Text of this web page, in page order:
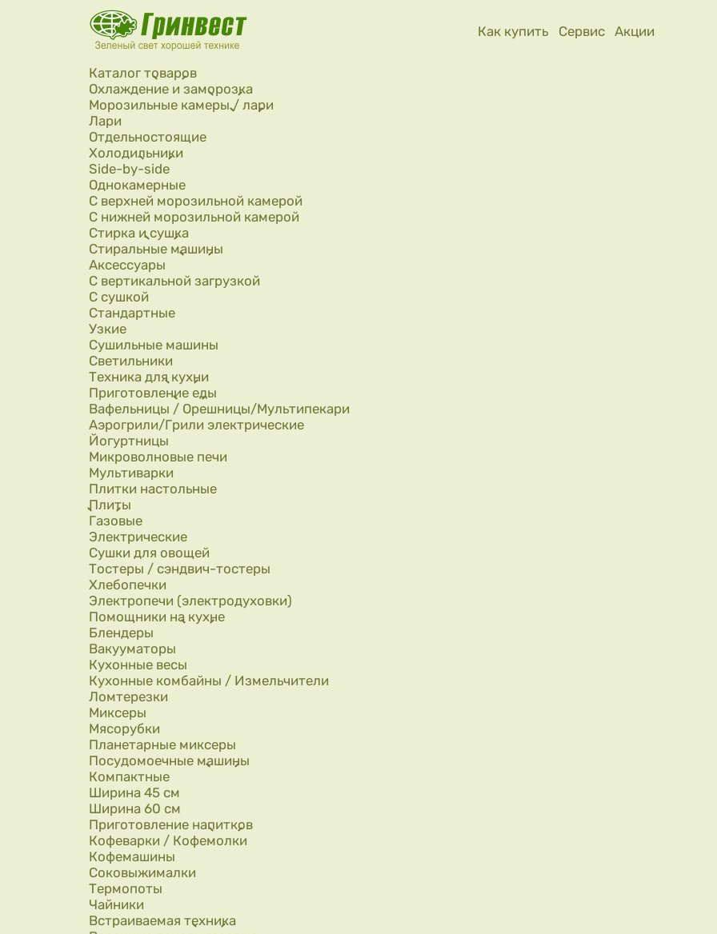
Перейти к основному содержанию
Как купить
Сервис Акции
Каталог товаров
Охлаждение и заморозка
Морозильные камеры / лари
Лари
Отдельностоящие
Холодильники
Side-by-side
Однокамерные
С верхней морозильной камерой
С нижней морозильной камерой
Стирка и сушка
Стиральные машины
Аксессуары
С вертикальной загрузкой
С сушкой
Стандартные
Узкие
Сушильные машины
Светильники
Техника для кухни
Приготовление еды
Вафельницы / Орешницы/Мультипекари
Аэрогрили/Грили электрические
Йогуртницы
Микроволновые печи
Мультиварки
Плитки настольные
Плиты
Газовые
Электрические
Сушки для овощей
Тостеры / сэндвич-тостеры
Хлебопечки
Электропечи (электродуховки)
Помощники на кухне
Блендеры
Вакууматоры
Кухонные весы
Кухонные комбайны / Измельчители
Ломтерезки
Миксеры
Мясорубки
Планетарные миксеры
Посудомоечные машины
Компактные
Ширина 45 см
Ширина 60 см
Приготовление напитков
Кофеварки / Кофемолки
Кофемашины
Соковыжималки
Термопоты
Чайники
Встраиваемая техника